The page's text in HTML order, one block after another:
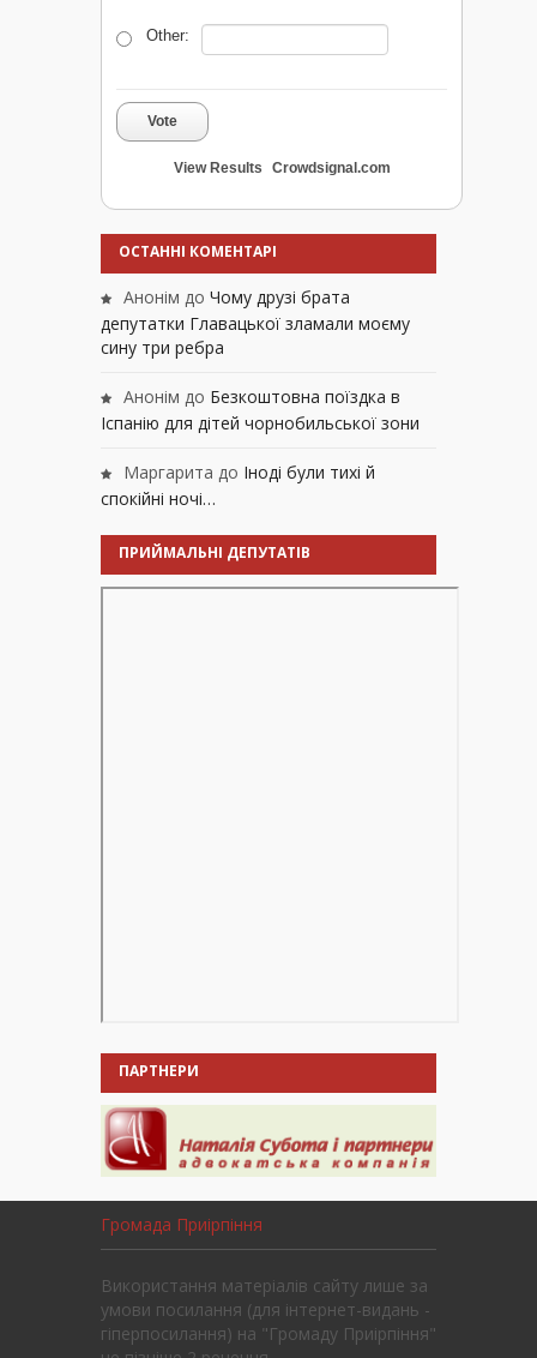
Other:
Vote
View Results Crowdsignal.com
ОСТАННІ КОМЕНТАРІ
Анонім до Чому друзі брата
депутатки Главацької зламали моєму
сину три ребра
Анонім до Безкоштовна поїздка в
Іспанію для дітей чорнобильської зони
Маргарита до Іноді були тихі й
спокійні ночі…
ПРИЙМАЛЬНІ ДЕПУТАТІВ
ПАРТНЕРИ
Громада Приірпіння
Використання матеріалів сайту лише за
умови посилання (для інтернет-видань -
гіперпосилання) на "Громаду Приірпіння"